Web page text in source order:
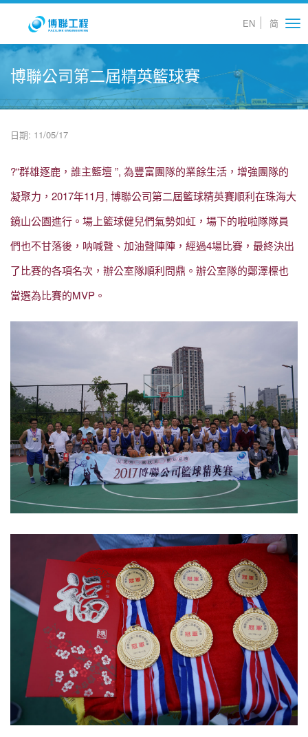
EN 简
博聯公司第二屆精英籃球賽
日期: 11/05/17
?“群雄逐鹿，誰主籃壇”, 為豐富團隊的業餘生活，增強團隊的
凝聚力， 2017年11月, 博聯公司第二屆籃球精英賽順利在珠海大
鏡山公園進行。場上籃球健兒們氣勢如虹，場下的啦啦隊隊員
們也不甘落後，呐喊聲、加油聲陣陣，經過4場比賽，最終決出
了比賽的各項名次，辦公室隊順利問鼎。辦公室隊的鄭澤標也
當選為比賽的MVP 。